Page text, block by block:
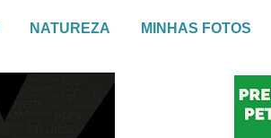
NATUREZA MINHAS FOTOS